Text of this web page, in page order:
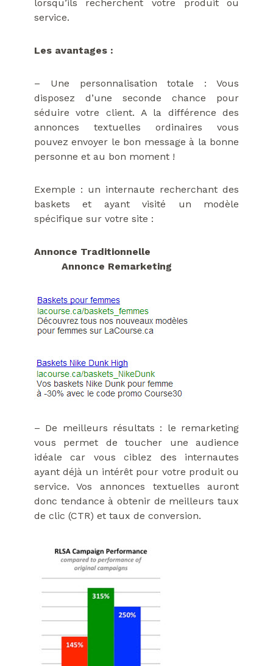
lorsqu’ils recherchent votre produit ou
service.
Les avantages :
– Une personnalisation totale : Vous
disposez d’une seconde chance pour
séduire votre client. A la différence des
annonces textuelles ordinaires vous
pouvez envoyer le bon message à la bonne
personne et au bon moment !
Exemple : un internaute recherchant des
baskets et ayant visité un modèle
spécifique sur votre site :
Annonce Traditionnelle
Annonce Remarketing
– De meilleurs résultats : le remarketing
vous permet de toucher une audience
idéale car vous ciblez des internautes
ayant déjà un intérêt pour votre produit ou
service. Vos annonces textuelles auront
donc tendance à obtenir de meilleurs taux
de clic (CTR) et taux de conversion.